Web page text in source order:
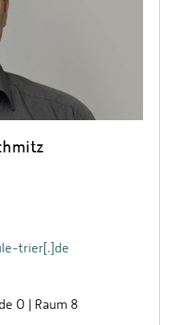
trier[.]de
O | Raum 8